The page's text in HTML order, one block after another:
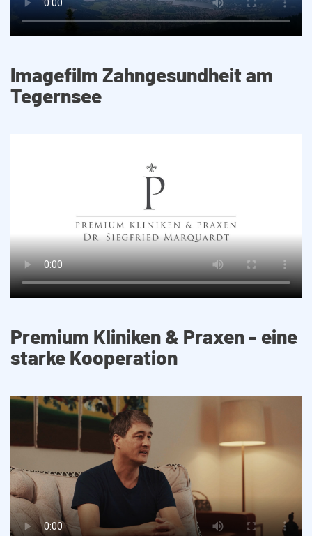
Imagefilm Zahngesundheit am
Tegernsee
Premium Kliniken & Praxen - eine
starke Kooperation